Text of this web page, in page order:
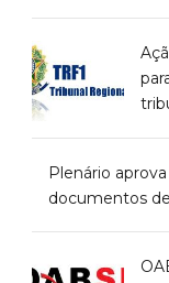
Plenário
documentos